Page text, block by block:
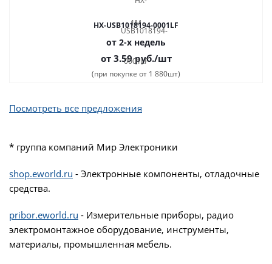
HX-USB1018194-0001LF
от 2-х недель
от 3.59 руб./шт
(при покупке от 1 880шт)
Посмотреть все предложения
* группа компаний Мир Электроники
shop.eworld.ru - Электронные компоненты, отладочные
средства.
pribor.eworld.ru - Измерительные приборы, радио
электромонтажное оборудование, инструменты,
материалы, промышленная мебель.